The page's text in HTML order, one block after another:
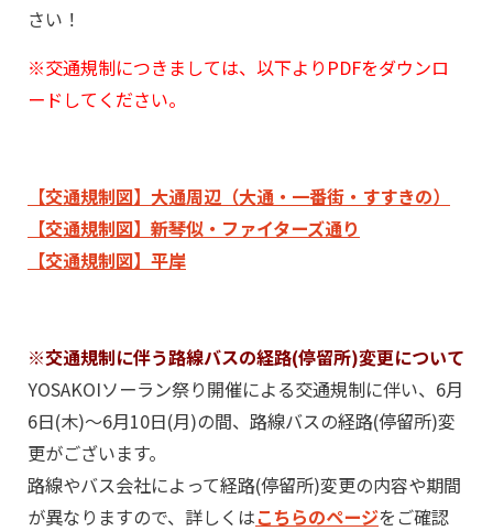
さい！
※交通規制につきましては、以下よりPDFをダウンロ
ードしてください。
【交通規制図】大通周辺（大通・一番街・すすきの）
【交通規制図】新琴似・ファイターズ通り
【交通規制図】平岸
※交通規制に伴う路線バスの経路(停留所)変更について
YOSAKOIソーラン祭り開催による交通規制に伴い、6月
6日(木)～6月10日(月)の間、路線バスの経路(停留所)変
更がございます。
路線やバス会社によって経路(停留所)変更の内容や期間
が異なりますので、詳しくはこちらのページをご確認